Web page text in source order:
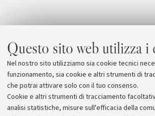
Questo sito web utilizza i
Nel nostro sito utilizziamo sia cookie tecnici
funzionamento, sia cookie e altri strumenti di
che potrai attivare solo con il tuo consenso.
Cookie e altri strumenti di tracciamento
analisi statistiche, misure sull'efficacia della